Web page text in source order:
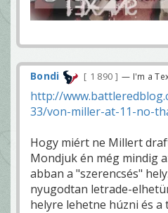
Bondi 1 890 — I'm a
http://
33/von-miller-at-11-no-
Hogy miért ne Millert
Mondjuk én még mindig
abban a "szerencsés"
nyugodtan letrade-
helyre lehetne húzni és